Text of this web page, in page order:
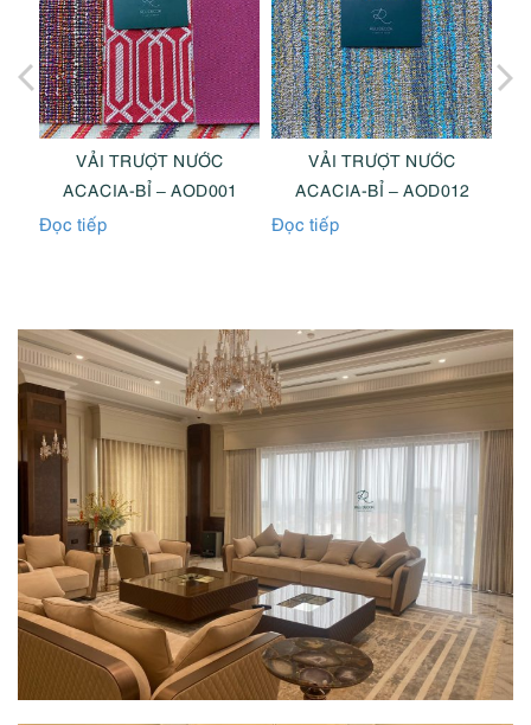
VẢI TRƯỢT NƯỚC
ACACIA-BỈ – AOD001
Đọc tiếp
VẢI TRƯỢT NƯỚC
ACACIA-BỈ – AOD012
Đọc tiếp